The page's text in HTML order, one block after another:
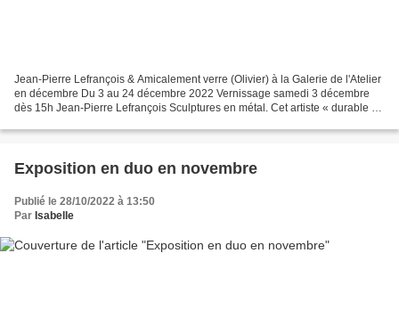
Jean-Pierre Lefrançois & Amicalement verre (Olivier) à la Galerie de l'Atelier
en décembre Du 3 au 24 décembre 2022 Vernissage samedi 3 décembre
dès 15h Jean-Pierre Lefrançois Sculptures en métal. Cet artiste « durable »
Exposition en duo en novembre
Publié le 28/10/2022 à 13:50
Par Isabelle